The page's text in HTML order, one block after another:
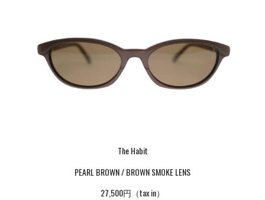
The Habit
PEARL BROWN / BROWN SMOKE LENS
27,500円（tax in）